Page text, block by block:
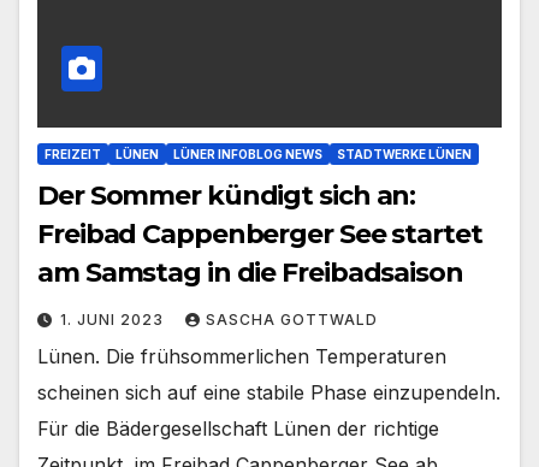
FREIZEIT LÜNEN LÜNER INFOBLOG NEWS STADTWERKE LÜNEN
Der Sommer kündigt sich an:
Freibad Cappenberger See startet
am Samstag in die Freibadsaison
1. JUNI 2023 SASCHA GOTTWALD
Lünen. Die frühsommerlichen Temperaturen
scheinen sich auf eine stabile Phase einzupendeln.
Für die Bädergesellschaft Lünen der richtige